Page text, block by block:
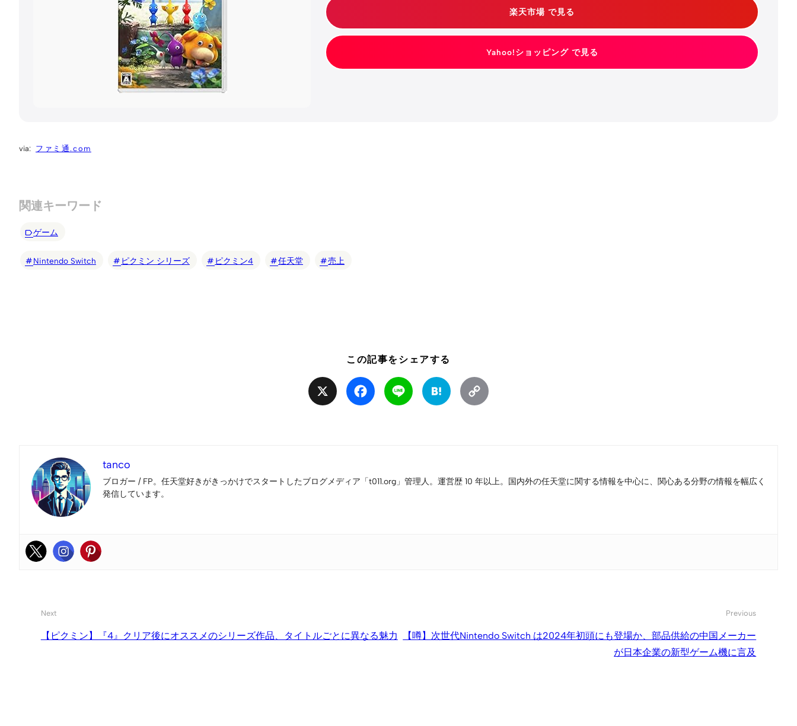
楽天市場 で見る
Yahoo!ショッピング で見る
ファミ通.com
関連キーワード
ゲーム
Nintendo Switch ピクミン シリーズ ピクミン4 任天堂 売上
この記事をシェアする
Facebook Line Hatena
tanco
ブロガー / FP。任天堂好きがきっかけでスタートしたブログメディア「t011.org」管理人。運営歴 10 年以上。国内外の任天堂に関する情報を中心に、関心ある分野の情報を幅広く
発信しています。
Next
【ピクミン】『4』クリア後にオススメのシリーズ作品、タイトルごとに異なる魅力
Previous
【噂】次世代Nintendo Switch は2024年初頭にも登場か、部品供給の中国メーカー
が日本企業の新型ゲーム機に言及